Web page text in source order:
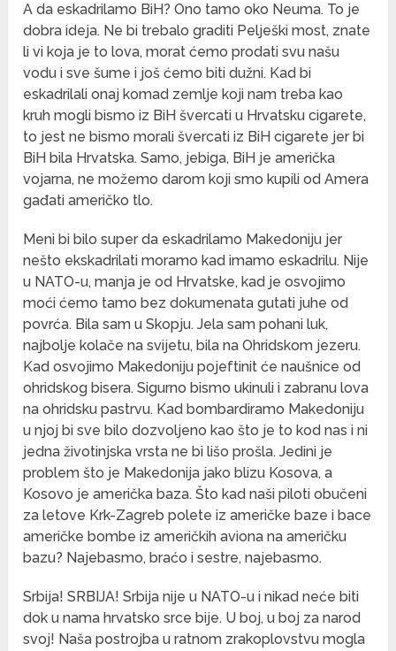
A da eskadrilamo BiH? Ono tamo oko Neuma. To je
dobra ideja. Ne bi trebalo graditi Pelješki most, znate
li vi koja je to lova, morat ćemo prodati svu našu
vodu i sve šume i još ćemo biti dužni. Kad bi
eskadrilali onaj komad zemlje koji nam treba kao
kruh mogli bismo iz BiH švercati u Hrvatsku cigarete,
to jest ne bismo morali švercati iz BiH cigarete jer bi
BiH bila Hrvatska. Samo, jebiga, BiH je američka
vojarna, ne možemo darom koji smo kupili od Amera
gađati američko tlo.
Meni bi bilo super da eskadrilamo Makedoniju jer
nešto ekskadrilati moramo kad imamo eskadrilu. Nije
u NATO-u, manja je od Hrvatske, kad je osvojimo
moći ćemo tamo bez dokumenata gutati juhe od
povrća. Bila sam u Skopju. Jela sam pohani luk,
najbolje kolače na svijetu, bila na Ohridskom jezeru.
Kad osvojimo Makedoniju pojeftinit će naušnice od
ohridskog bisera. Sigurno bismo ukinuli i zabranu lova
na ohridsku pastrvu. Kad bombardiramo Makedoniju
u njoj bi sve bilo dozvoljeno kao što je to kod nas i ni
jedna životinjska vrsta ne bi lišo prošla. Jedini je
problem što je Makedonija jako blizu Kosova, a
Kosovo je američka baza. Što kad naši piloti obučeni
za letove Krk-Zagreb polete iz američke baze i bace
američke bombe iz američkih aviona na američku
bazu? Najebasmo, braćo i sestre, najebasmo.
Srbija! SRBIJA! Srbija nije u NATO-u i nikad neće biti
dok u nama hrvatsko srce bije. U boj, u boj za narod
svoj! Naša postrojba u ratnom zrakoplovstvu mogla